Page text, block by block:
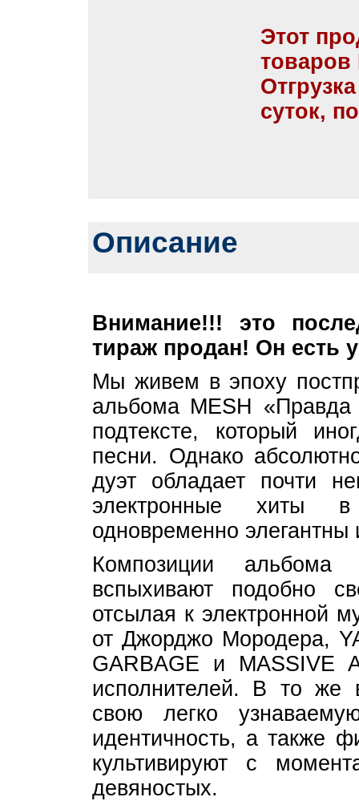
Этот
товаров
суток,
Описание
Внимание!!! это
тираж продан! Он есть
Мы живем в эпоху
альбома MESH
подтексте, который
песни. Однако
дуэт обладает почти
электронные хиты
одновременно
Композиции
вспыхивают подобно
отсылая к электронной
от Джорджо Мородера,
GARBAGE и MASSIVE
исполнителей. В то же
свою легко
идентичность, а также
культивируют с
девяностых.